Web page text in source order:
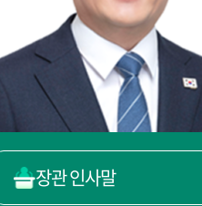
장관 인사말